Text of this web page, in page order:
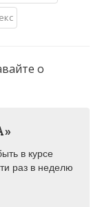
о
в курсе
раз в неделю